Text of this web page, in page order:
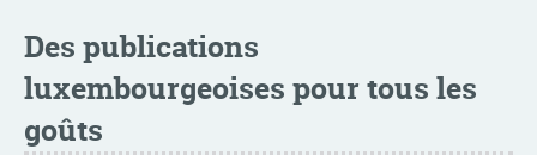
Des publications
luxembourgeoises pour tous les
goûts